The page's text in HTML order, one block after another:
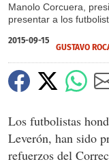
Manolo Corcuera,
presentar a los
2015-09-15
GUSTAVO
Los futbolistas
Leverón, han sido
refuerzos del